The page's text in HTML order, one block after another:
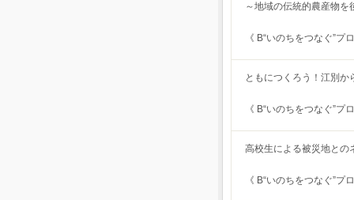
～地域の伝統的農産物を
《 B“いのちをつなぐ”プ
ともにつくろう！江別か
《 B“いのちをつなぐ”プ
高校生による被災地との
《 B“いのちをつなぐ”プ